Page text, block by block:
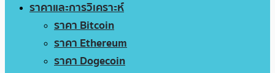
ราคาและการวิเคราะห์
ราคา Bitcoin
ราคา Ethereum
ราคา Dogecoin